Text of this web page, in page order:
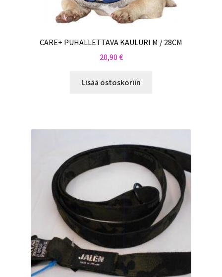
CARE+ PUHALLETTAVA KAULURI M / 28CM
20,90 €
Lisää ostoskoriin